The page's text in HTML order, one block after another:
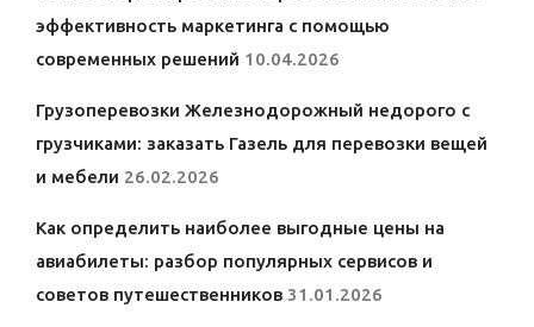
эффективность маркетинга с помощью
современных решений 10.04.2026
Грузоперевозки Железнодорожный недорого с
грузчиками: заказать Газель для перевозки вещей
и мебели 26.02.2026
Как определить наиболее выгодные цены на
авиабилеты: разбор популярных сервисов и
советов путешественников 31.01.2026